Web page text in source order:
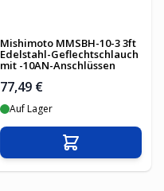
Mishimoto MMSBH-10-3 3ft
Edelstahl-Geflechtschlauch
mit -10AN-Anschlüssen
77,49 €
Auf Lager
In den